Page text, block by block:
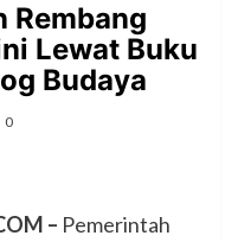
Rembang
Lewat Buku
Budaya
0
– Pemerintah